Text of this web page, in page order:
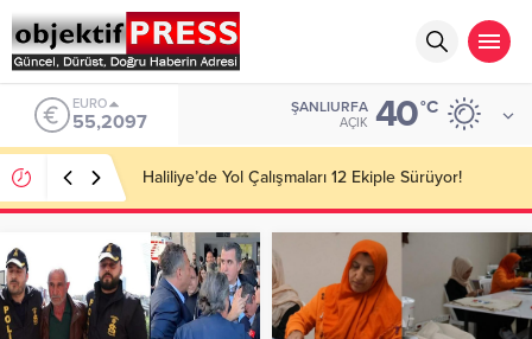
ALTIN
6.680,93
ŞANLIURFA
AÇIK 40°C
Başkan Ünlüce Temmuz Ayını Değerlendirdi!